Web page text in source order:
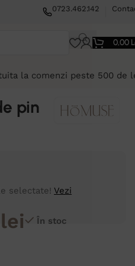
0723.462.142
0,00
la comenzi peste 500 de
pin
selectate!Vezi
lei În stoc